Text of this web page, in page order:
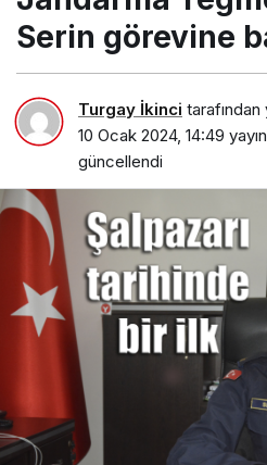
Serin görevine
Turgay İkinci tarafından
10 Ocak 2024, 14:49
güncellendi